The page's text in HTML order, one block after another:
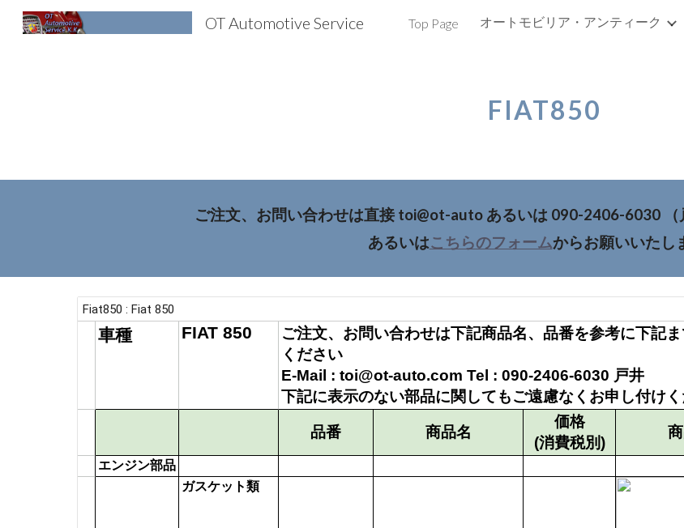
Skip to main content Skip to
OT Automotive Service Top Page オートモビリア・アンティーク
FIAT850
ご注文、お問い合わせは直接 toi@ot-auto あるいは 090-2406-6030
あるいはこちらのフォームからお願いいたし